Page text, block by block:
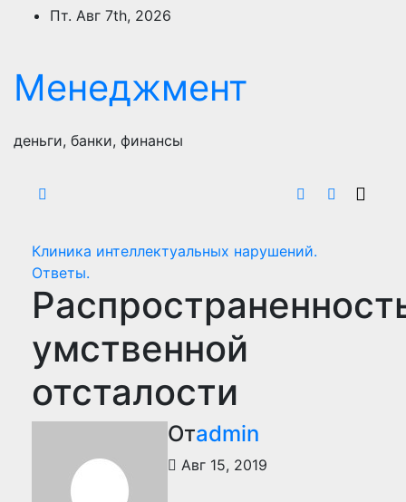
ПерейтиПт. Авг 7th, 2026
Менеджмент
деньги, банки, финансы
Клиника интеллектуальных нарушений.
Ответы.
умственной
отсталости
Отadmin
Авг 15, 2019